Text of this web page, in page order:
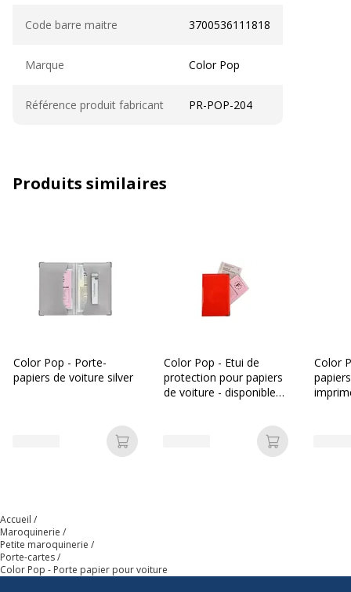
Code barre maitre 3700536111818
Marque Color Pop
Référence produit fabricant PR-POP-204
Produits similaires
Color Pop - Porte-
papiers de voiture silver
Ajouter au panier
Color Pop - Etui de
protection pour papiers
de voiture - disponible
Ajouter au
Color
Accueil
Maroquinerie
Petite maroquinerie
Porte-cartes
Color Pop - Porte papier pour voiture